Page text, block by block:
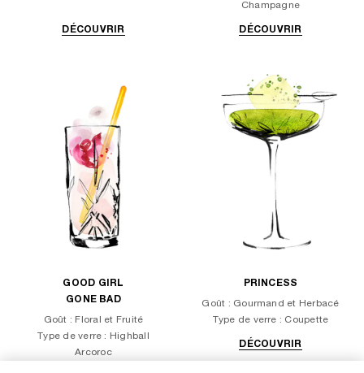
DÉCOUVRIR
Champagne
DÉCOUVRIR
GOOD GIRL
GONE BAD
Goût : Floral et Fruité
Type de verre : Highball
Arcoroc
PRINCESS
Goût : Gourmand et Herbacé
Type de verre : Coupette
DÉCOUVRIR